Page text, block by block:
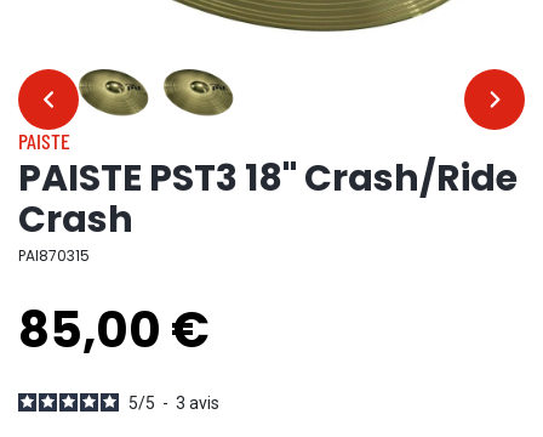
… …
PAISTE
PAISTE PST3 18" Crash/Ride
Crash
PAI870315
85,00 €
5/5 - 3 avis